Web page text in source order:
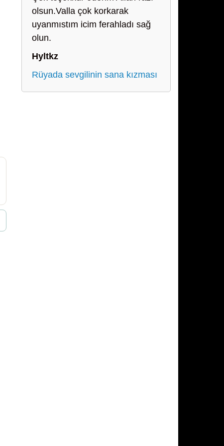
olsun.Valla çok korkarak
uyanmıstım icim ferahladı sağ
olun.
Hyltkz
Rüyada sevgilinin sana kızması